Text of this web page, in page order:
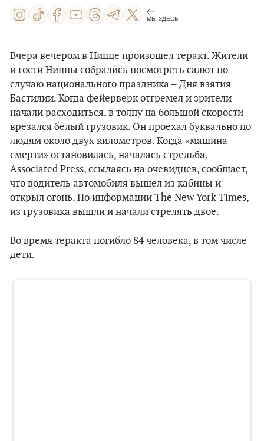
МЫ ЗДЕСЬ
Вчера вечером в Ницце произошел теракт. Жители
и гости Ниццы собрались посмотреть салют по
случаю национального праздника – Дня взятия
Бастилии. Когда фейерверк отгремел и зрители
начали расходиться, в толпу на большой скорости
врезался белый грузовик. Он проехал буквально по
людям около двух километров. Когда «машина
смерти» остановилась, началась стрельба.
Associated Press, ссылаясь на очевидцев, сообщает,
что водитель автомобиля вышел из кабины и
открыл огонь. По информации The New York Times,
из грузовика вышли и начали стрелять двое.
Во время теракта погибло 84 человека, в том числе
дети.